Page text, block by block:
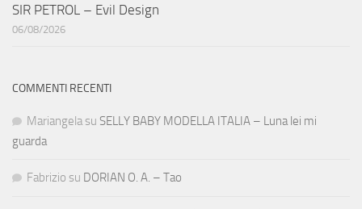
SIR PETROL – Evil Design
06/08/2026
COMMENTI RECENTI
Mariangela su SELLY BABY MODELLA ITALIA – Luna lei mi
guarda
Fabrizio su DORIAN O. A. – Tao